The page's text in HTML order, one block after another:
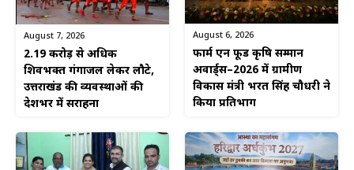
August 7, 2026
2.19 करोड़ से अधिक
शिवभक्त गंगाजल लेकर लौटे,
उत्तराखंड की व्यवस्थाओं की
देशभर में सराहना
August 6, 2026
फार्म एन फूड कृषि सम्मान
अवार्ड्स–2026 में ग्रामीण
विकास मंत्री भरत सिंह चौधरी ने
किया प्रतिभाग